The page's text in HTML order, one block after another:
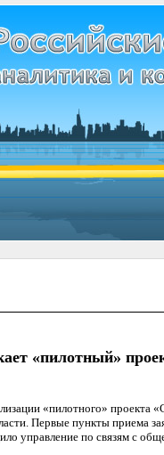
«пилотный»
«пилотного» проекта
Первые пункты приема
управление по связям с